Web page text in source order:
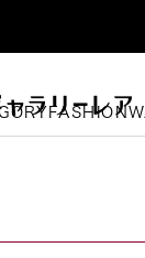
FASHION